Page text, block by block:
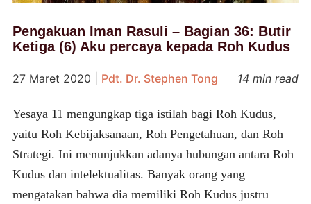
Pengakuan Iman Rasuli – Bagian 36: Butir
Ketiga (6) Aku percaya kepada Roh Kudus
27 Maret 2020 Pdt. Dr. Stephen Tong 14 min read
Yesaya 11 mengungkap tiga istilah bagi Roh Kudus,
yaitu Roh Kebijaksanaan, Roh Pengetahuan, dan Roh
Strategi. Ini menunjukkan adanya hubungan antara Roh
Kudus dan intelektualitas. Banyak orang yang
mengatakan bahwa dia memiliki Roh Kudus justru